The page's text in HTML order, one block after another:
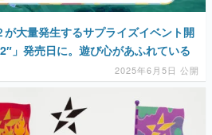
が大量発生するサプライズイベント開
」発売日に。遊び心があふれている
2025年6月5日 公開